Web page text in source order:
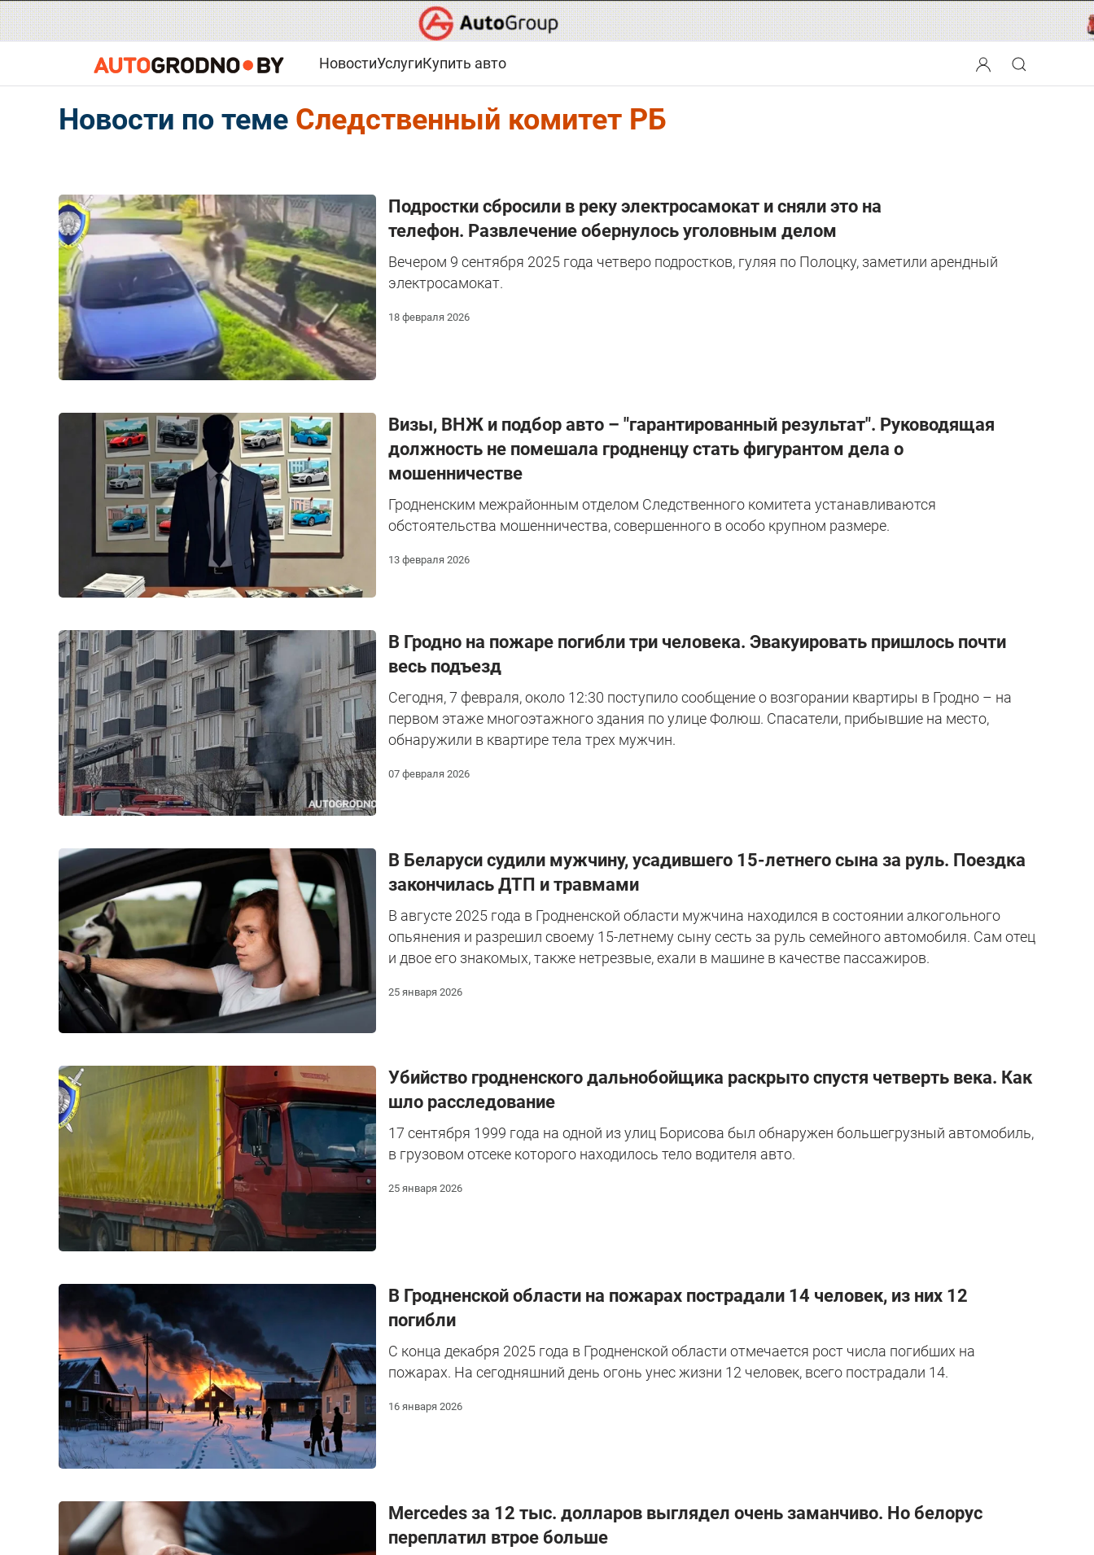
НовостиУслугиКупить авто
Новости по теме Следственный комитет РБ
Подростки сбросили в реку электросамокат и сняли это на
телефон. Развлечение обернулось уголовным делом
Вечером 9 сентября 2025 года четверо подростков, гуляя по Полоцку, заметили арендный
электросамокат.
18 февраля 2026
Визы, ВНЖ и подбор авто – "гарантированный результат". Руководящая
должность не помешала гродненцу стать фигурантом дела о
мошенничестве
Гродненским межрайонным отделом Следственного комитета устанавливаются
обстоятельства мошенничества, совершенного в особо крупном размере.
13 февраля 2026
В Гродно на пожаре погибли три человека. Эвакуировать пришлось почти
весь подъезд
Сегодня, 7 февраля, около 12:30 поступило сообщение о возгорании квартиры в Гродно – на
первом этаже многоэтажного здания по улице Фолюш. Спасатели, прибывшие на место,
обнаружили в квартире тела трех мужчин.
07 февраля 2026
В Беларуси судили мужчину, усадившего 15-летнего сына за руль. Поездка
закончилась ДТП и травмами
В августе 2025 года в Гродненской области мужчина находился в состоянии алкогольного
опьянения и разрешил своему 15-летнему сыну сесть за руль семейного автомобиля. Сам отец
и двое его знакомых, также нетрезвые, ехали в машине в качестве пассажиров.
25 января 2026
Убийство гродненского дальнобойщика раскрыто спустя четверть века. Как
шло расследование
17 сентября 1999 года на одной из улиц Борисова был обнаружен большегрузный автомобиль,
в грузовом отсеке которого находилось тело водителя авто.
25 января 2026
В Гродненской области на пожарах пострадали 14 человек, из них 12
погибли
С конца декабря 2025 года в Гродненской области отмечается рост числа погибших на
пожарах. На сегодняшний день огонь унес жизни 12 человек, всего пострадали 14.
16 января 2026
Mercedes за 12 тыс. долларов выглядел очень заманчиво. Но белорус
переплатил втрое больше